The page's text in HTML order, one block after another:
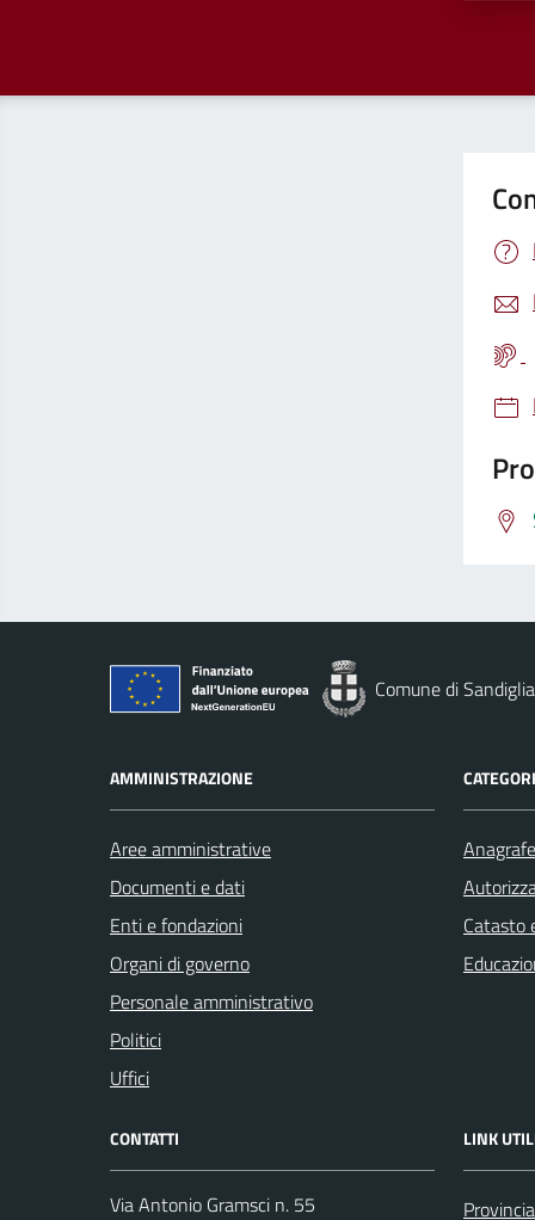
Comune di
AMMINISTRAZIONE
Aree amministrative
Documenti e dati
Enti e fondazioni
Organi di governo
Personale amministrativo
Politici
Uffici
Catasto
CONTATTI
Via Antonio Gramsci n. 55
LINK